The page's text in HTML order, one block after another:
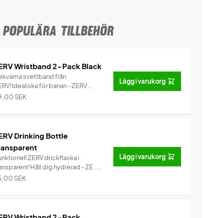
POPULÄRA TILLBEHÖR
Wristband 2-Pack Black
svettband från
för banan - ZERV
SEK
Lägg i varukorg
Drinking Bottle
ZERV drickflaska i
dig hydrerad - ZE...
SEK
Lägg i varukorg